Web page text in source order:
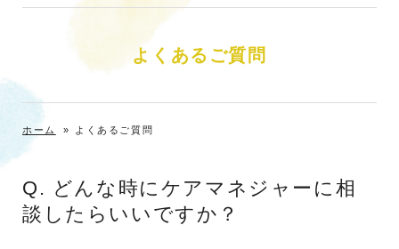
よくあるご質問
ホーム » よくあるご質問
Q. どんな時にケアマネジャーに相
談したらいいですか？